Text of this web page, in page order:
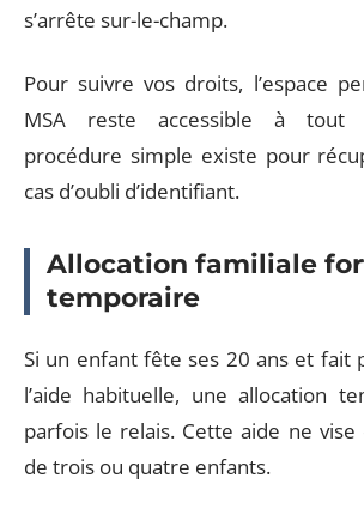
s’arrête sur-le-champ.
Pour suivre vos droits, l’espace
MSA reste accessible à tout
procédure simple existe pour
cas d’oubli d’identifiant.
Allocation familiale
temporaire
Si un enfant fête ses 20 ans et fait
l’aide habituelle, une allocation
parfois le relais. Cette aide ne
de trois ou quatre enfants.